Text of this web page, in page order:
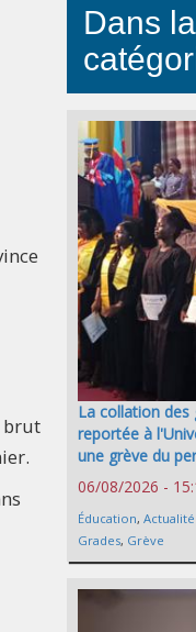
brut
Dans
La collation des
reportée à
une grève du
06/08/2026 -
Éducation, Actualité
Grades, Grève